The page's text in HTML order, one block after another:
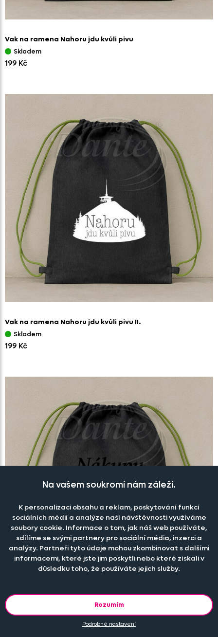
Vak na ramena Nahoru jdu kvůli pivu
Skladem
199 Kč
Vak na ramena Nahoru jdu kvůli pivu II.
Skladem
199 Kč
Vak na ramena Nákupy jsou terapie zadarmo
Skladem
Na vašem soukromí nám záleží.
K personalizaci obsahu a reklam, poskytování funkcí
sociálních médií a analýze naší návštěvnosti využíváme
soubory cookie. Informace o tom, jak náš web používáte,
sdílíme se svými partnery pro sociální média, inzerci a
analýzy. Partneři tyto údaje mohou zkombinovat s dalšími
informacemi, které jste jim poskytli nebo které získali v
důsledku toho, že používáte jejich služby.
Rozumím
Podrobné nastavení